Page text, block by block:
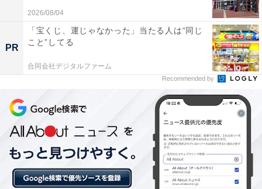
2026/08/04
PR
「宝くじ、運じゃなかった」当たる人は“同じ
こと”してる
合同会社デジタルファーム
Recommended by